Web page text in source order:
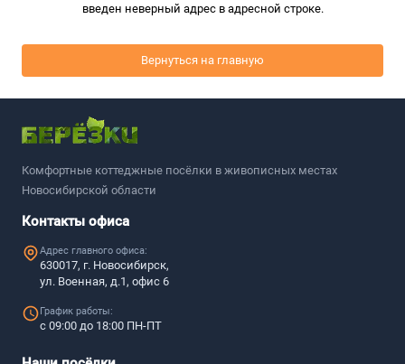
введен неверный адрес в адресной строке.
Вернуться на главную
Комфортные коттеджные посёлки в живописных местах
Новосибирской области
Контакты офиса
Адрес главного офиса:
630017, г. Новосибирск,
ул. Военная, д.1, офис 6
График работы:
с 09:00 до 18:00 ПН-ПТ